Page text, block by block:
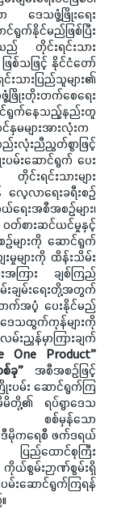
ာ ဒေသဖွံ့ဖြိုးရေး
ရွက်နိုင်မည်ဖြစ်ပြီး
ည် တိုင်းရင်းသား
ြစ်သဖြင့် နိုင်ငံတော်
းသားပြည်သူများ၏
းတိုးတက်စေရေး
ရွက်နေသည့်နည်းတူ
မများအားလုံးက
ညီညွတ်စွာဖြင့်
ပမ်းဆောင်ရွက် ပေး
င်းရင်းသားများ
လေ့လာရေးခရီးစဉ်
ေးအစီအစဉ်များ၊
ဝတ်စားဆင်ယင်မှုနှင့်
များကို ဆောင်ရွက်
းမှုများကို ထိန်းသိမ်း
းအကြား ချစ်ကြည်
ျမ်းရေးတို့အတွက်
က်အပံ့ ပေးနိုင်မည်
ဒေသထွက်ကုန်များကို
းညွှန်မှာကြားချက်
One Product”
စ်ခု”အစီအစဉ်ဖြင့်
ပမ်း ဆောင်ရွက်ကြ
မိတို့၏ ရပ်ရွာဒေသ
က် စစ်မှန်သော
ဒီမိုကရေစီ ဖက်ဒရယ်
ည်ထောင်စုကြီး
ယ်စွမ်းဉာဏ်စွမ်းရှိ
မ်းဆောင်ရွက်ကြရန်